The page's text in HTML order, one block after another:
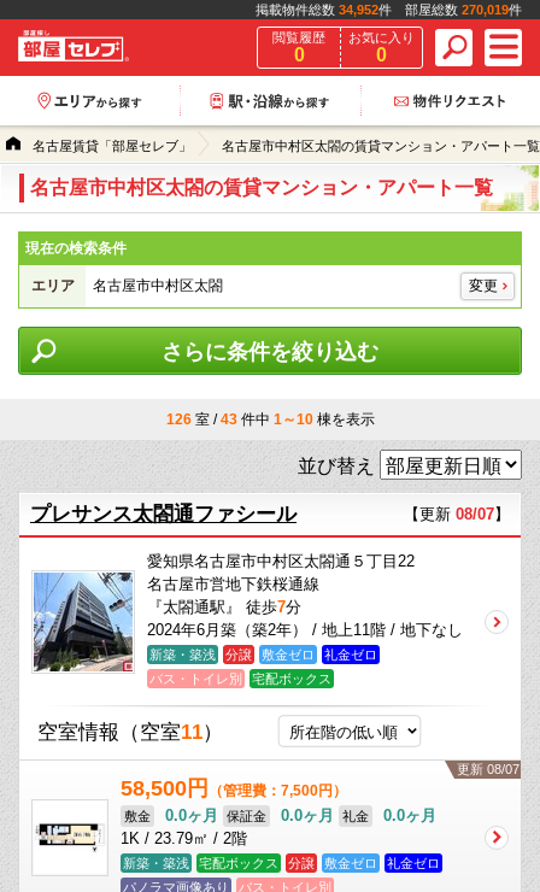
掲載物件総数 34,952件 部屋総数 270,019件
閲覧履歴
0
お気に入り
0
名古屋賃貸「部屋セレブ」 名古屋市中村区太閤の賃貸マンション・アパート一覧
名古屋市中村区太閤の賃貸マンション・アパート一覧
現在の検索条件
エリア 名古屋市中村区太閤 変更
さらに条件を絞り込む
126室 /43件中 1～10棟を表示
並び替え
プレサンス太閤通ファシール 【更新 08/07】
愛知県名古屋市中村区太閤通５丁目22
名古屋市営地下鉄桜通線
『太閤通駅』 徒歩7分
2024年6月築（築2年） / 地上11階 / 地下なし
新築・築浅 分譲 敷金ゼロ
礼金ゼロ
バス・トイレ別
宅配ボックス
空室情報 （空室11）
更新 08/07
58,500円 （管理費：7,500円）
敷金 0.0ヶ月 保証金 0.0ヶ月 礼金
0.0ヶ月
1K / 23.79㎡ / 2階
新築・築浅 宅配ボックス 分譲 敷金ゼロ
礼金ゼロ
パノラマ画像あり
バス・トイレ別